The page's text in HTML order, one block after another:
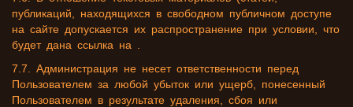
публикаций, находящихся в свободном публичном доступе
на сайте допускается их распространение при условии, что
будет дана ссылка на .
7.7. Администрация не несет ответственности перед
Пользователем за любой убыток или ущерб, понесенный
Пользователем в результате удаления, сбоя или